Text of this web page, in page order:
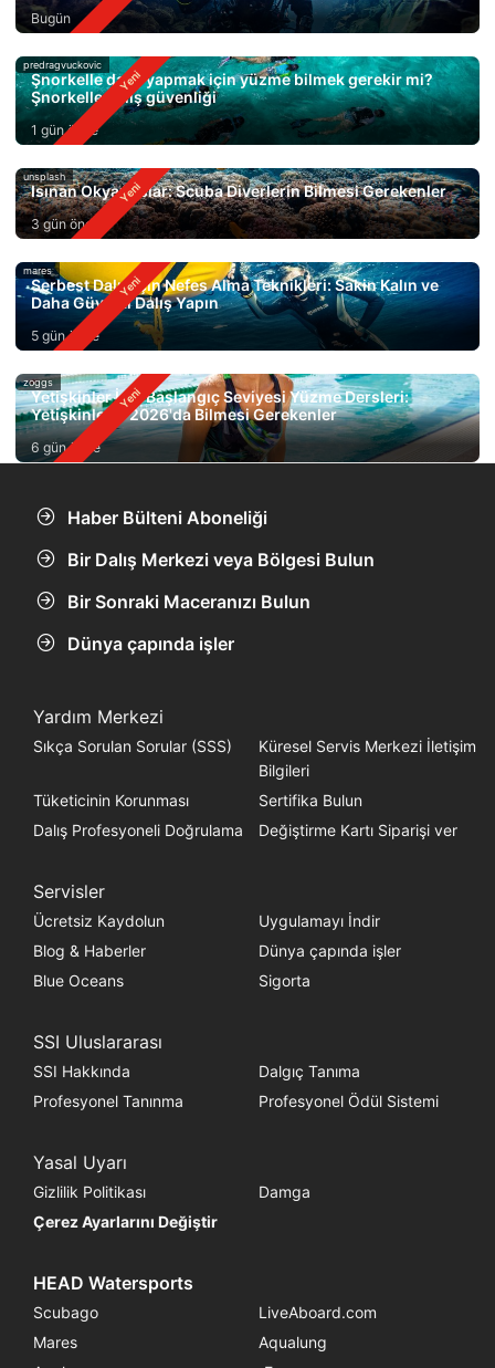
Bugün
predragvuckovic
Şnorkelle dalış yapmak için yüzme bilmek gerekir mi?
Şnorkelle dalış güvenliği
1 gün önce
unsplash
Isınan Okyanuslar: Scuba Diverlerin Bilmesi Gerekenler
3 gün önce
mares
Serbest Dalış için Nefes Alma Teknikleri: Sakin Kalın ve
Daha Güvenli Dalış Yapın
5 gün önce
zoggs
Yetişkinler İçin Başlangıç Seviyesi Yüzme Dersleri:
Yetişkinlerin 2026'da Bilmesi Gerekenler
6 gün önce
Haber Bülteni Aboneliği
Bir Dalış Merkezi veya Bölgesi Bulun
Bir Sonraki Maceranızı Bulun
Dünya çapında işler
Yardım Merkezi
Sıkça Sorulan Sorular (SSS)
Küresel Servis Merkezi İletişim
Bilgileri
Tüketicinin Korunması
Sertifika Bulun
Dalış Profesyoneli Doğrulama
Değiştirme Kartı Siparişi ver
Servisler
Ücretsiz Kaydolun
Uygulamayı İndir
Blog & Haberler
Dünya çapında işler
Blue Oceans
Sigorta
SSI Uluslararası
SSI Hakkında
Dalgıç Tanıma
Profesyonel Tanınma
Profesyonel Ödül Sistemi
Yasal Uyarı
Gizlilik Politikası
Damga
Çerez Ayarlarını Değiştir
HEAD Watersports
Scubago
LiveAboard.com
Mares
Aqualung